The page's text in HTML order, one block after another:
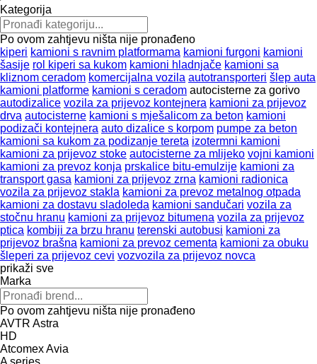
Kategorija
Po ovom zahtjevu ništa nije pronađeno
kiperi kamioni s ravnim platformama kamioni furgoni kamioni
šasije rol kiperi sa kukom kamioni hladnjače kamioni sa
kliznom ceradom komercijalna vozila autotransporteri šlep auta
kamioni platforme kamioni s ceradom autocisterne za gorivo
autodizalice vozila za prijevoz kontejnera kamioni za prijevoz
drva autocisterne kamioni s mješalicom za beton kamioni
podizači kontejnera auto dizalice s korpom pumpe za beton
kamioni sa kukom za podizanje tereta izotermni kamioni
kamioni za prijevoz stoke autocisterne za mlijeko vojni kamioni
kamioni za prevoz konja prskalice bitu-emulzije kamioni za
transport gasa kamioni za prijevoz zrna kamioni radionica
vozila za prijevoz stakla kamioni za prevoz metalnog otpada
kamioni za dostavu sladoleda kamioni sandučari vozila za
stočnu hranu kamioni za prijevoz bitumena vozila za prijevoz
ptica kombiji za brzu hranu terenski autobusi kamioni za
prijevoz brašna kamioni za prevoz cementa kamioni za obuku
šleperi za prijevoz cevi vozvozila za prijevoz novca
prikaži sve
Marka
Po ovom zahtjevu ništa nije pronađeno
AVTR Astra
HD
AtcomexAvia
A series